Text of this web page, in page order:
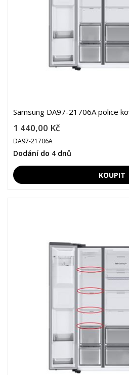
Samsung DA97-21706A police
1 440,00 Kč
DA97-21706A
Dodání do 4 dnů